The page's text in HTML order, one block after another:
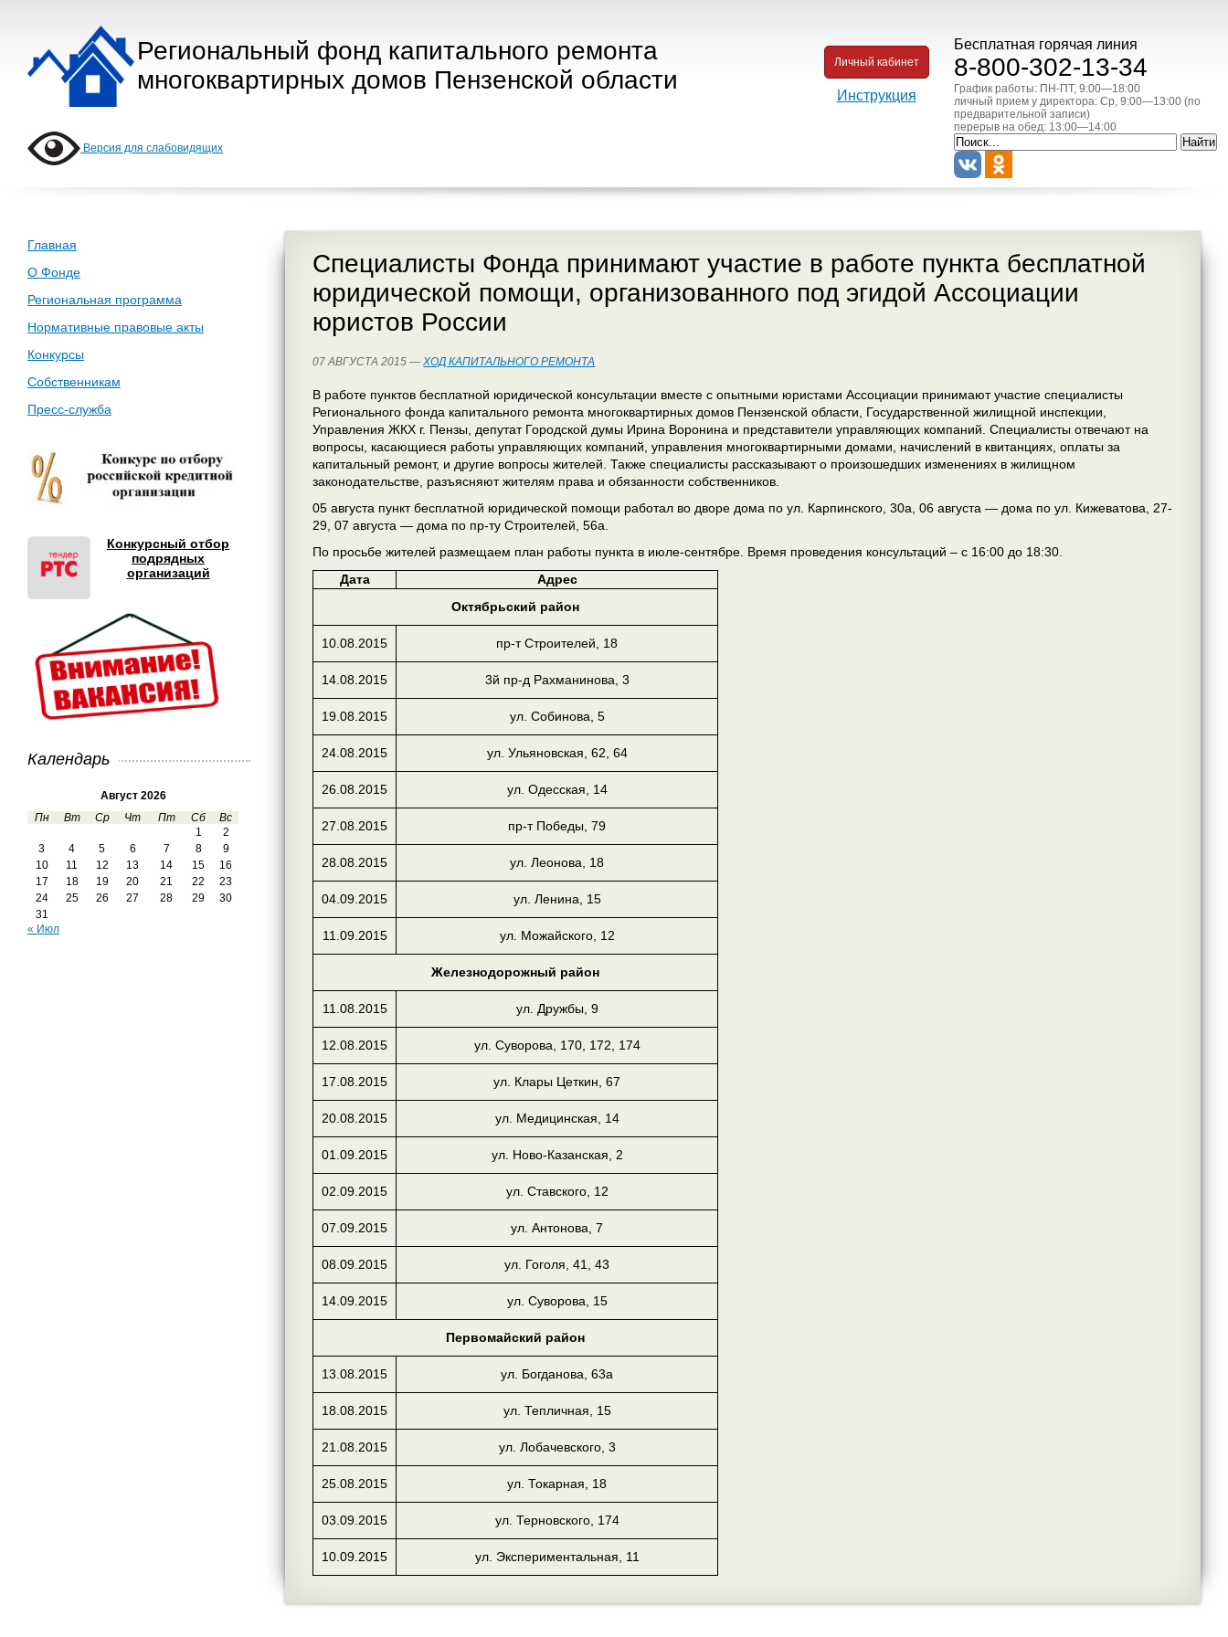
Региональный фонд капитального ремонта
многоквартирных домов Пензенской области
Бесплатная горячая линия
8-800-302-13-34
График работы: ПН-ПТ, 9:00—18:00
личный прием у директора: Ср, 9:00—13:00 (по
предварительной записи)
перерыв на обед: 13:00—14:00
Личный кабинет
Инструкция
Версия для слабовидящих
Главная
О Фонде
Региональная программа
Нормативные правовые акты
Конкурсы
Собственникам
Пресс-служба
Конкурсный отбор
подрядных
организаций
Календарь
Август 2026
Пн
Вт Ср Чт Пт Сб
Вс
1
2
3
4 5 6 7 8
9
10
11 12 13 14 15
16
17
18 19 20 21 22
23
24
25 26 27 28 29
30
31
« Июл
Специалисты Фонда принимают участие в работе пункта бесплатной
юридической помощи, организованного под эгидой Ассоциации
юристов России
07 АВГУСТА 2015 —ХОД КАПИТАЛЬНОГО РЕМОНТА
В работе пунктов бесплатной юридической консультации вместе с опытными юристами Ассоциации принимают участие специалисты
Регионального фонда капитального ремонта многоквартирных домов Пензенской области, Государственной жилищной инспекции,
Управления ЖКХ г. Пензы, депутат Городской думы Ирина Воронина и представители управляющих компаний.Специалисты отвечают на
вопросы, касающиеся работы управляющих компаний, управления многоквартирными домами, начислений в квитанциях, оплаты за
капитальный ремонт, и другие вопросы жителей. Также специалисты рассказывают о произошедших изменениях в жилищном
законодательстве, разъясняют жителям права и обязанности собственников.
05 августа пункт бесплатной юридической помощи работал во дворе дома по ул. Карпинского, 30а, 06 августа — дома по ул. Кижеватова, 27-
29, 07 августа — дома по пр-ту Строителей, 56а.
По просьбе жителей размещаем план работы пункта в июле-сентябре. Время проведения консультаций – с 16:00 до 18:30.
Дата
Адрес
Октябрьский район
10.08.2015 пр-т Строителей, 18
14.08.2015 3й пр-д Рахманинова, 3
19.08.2015 ул. Собинова, 5
24.08.2015 ул. Ульяновская, 62, 64
26.08.2015 ул. Одесская, 14
27.08.2015 пр-т Победы, 79
28.08.2015 ул. Леонова, 18
04.09.2015 ул. Ленина, 15
11.09.2015 ул. Можайского, 12
Железнодорожный район
11.08.2015 ул. Дружбы, 9
12.08.2015 ул. Суворова, 170, 172, 174
17.08.2015 ул. Клары Цеткин, 67
20.08.2015 ул. Медицинская, 14
01.09.2015 ул. Ново-Казанская, 2
02.09.2015 ул. Ставского, 12
07.09.2015 ул. Антонова, 7
08.09.2015 ул. Гоголя, 41, 43
14.09.2015 ул. Суворова, 15
Первомайский район
13.08.2015 ул. Богданова, 63а
18.08.2015 ул. Тепличная, 15
21.08.2015 ул. Лобачевского, 3
25.08.2015 ул. Токарная, 18
03.09.2015 ул. Терновского, 174
10.09.2015 ул. Экспериментальная, 11